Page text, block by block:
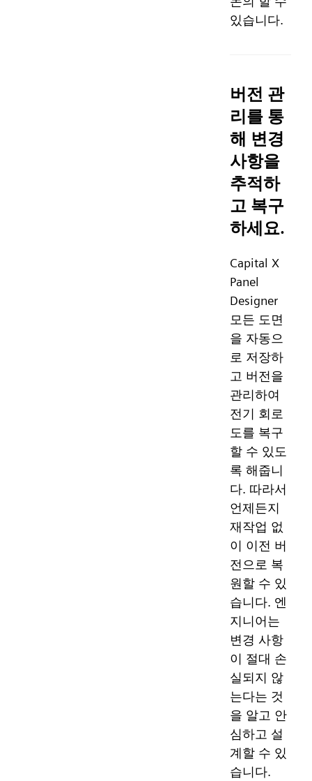
있습니다.
버전 관
리를 통
해 변경
사항을
추적하
고 복구
하세요.
Capital X
Panel
Designer
모든 도면
을 자동으
로 저장하
고 버전을
관리하여
전기 회로
도를 복구
할 수 있도
록 해줍니
다. 따라서
언제든지
재작업 없
이 이전 버
전으로 복
원할 수 있
습니다. 엔
지니어는
변경 사항
이 절대 손
실되지 않
는다는 것
을 알고 안
심하고 설
계할 수 있
습니다.